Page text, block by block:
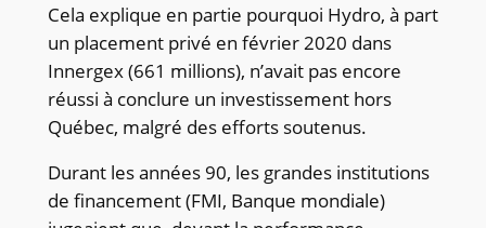
Cela explique en partie pourquoi Hydro, à part
un placement privé en février 2020 dans
Innergex (661 millions), n’avait pas encore
réussi à conclure un investissement hors
Québec, malgré des efforts soutenus.
Durant les années 90, les grandes institutions
de financement (FMI, Banque mondiale)